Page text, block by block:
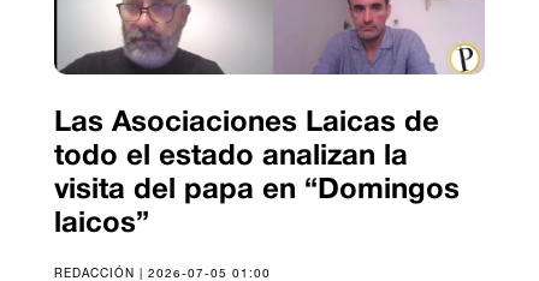
Las Asociaciones Laicas de
todo el estado analizan la
visita del papa en “Domingos
laicos”
REDACCIÓN | 2026-07-05 01:00